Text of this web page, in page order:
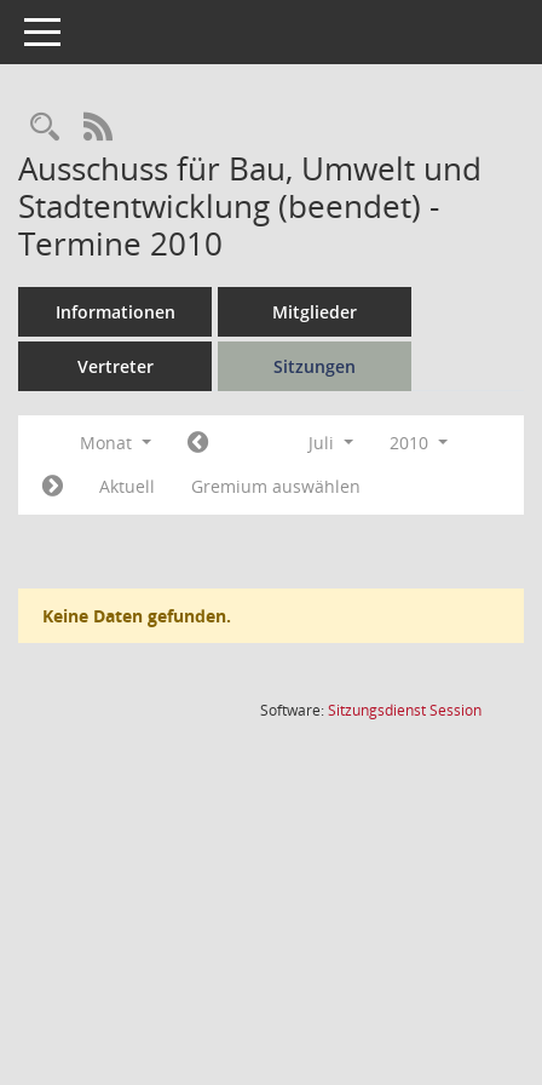
Toggle navigation
Rechercheauswahl
RSS-Feed
Ausschuss für Bau, Umwelt und
Stadtentwicklung (beendet) -
Termine 2010
Informationen Mitglieder
Vertreter Sitzungen
Monat Juli
2010
Aktuell
Gremium auswählen
Keine Daten gefunden.
Software:SitzungsdienstSession(Wird in